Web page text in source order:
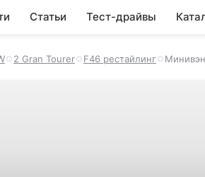
Статьи Тест-драйвы
2 Gran Tourer F46 рестайлинг Минивэн